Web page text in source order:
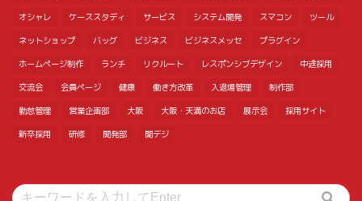
オシャレ ケーススタディ サービス システム開発 スマコン ツール
ネットショップ バッグ ビジネス ビジネスメッセ プラグイン
ホームページ制作 ランチ リクルート レスポンシブデザイン 中途採用
交流会 会員ページ 健康 働き方改革 入退場管理 制作部
勤怠管理 営業企画部 大阪 大阪・天満のお店 展示会 採用サイト
新卒採用 研修 開発部 関デジ